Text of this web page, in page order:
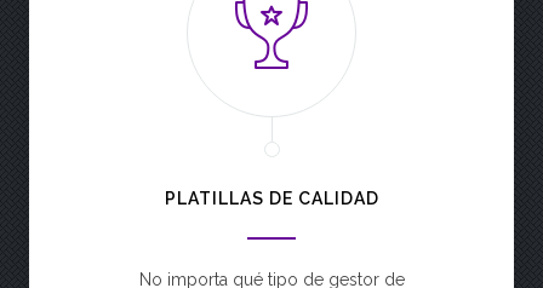
PLATILLAS DE CALIDAD
No importa qué tipo de gestor de